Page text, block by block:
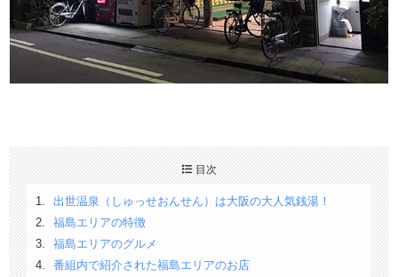
目次
出世温泉（しゅっせおんせん）は大阪の大人気銭湯！
福島エリアの特徴
福島エリアのグルメ
番組内で紹介された福島エリアのお店